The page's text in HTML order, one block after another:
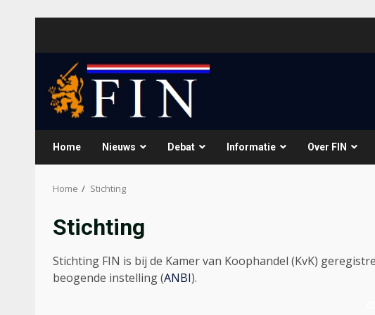
Home Nieuws Debat Informatie Over FIN
Home Stichting
Stichting
Stichting FIN is bij de Kamer van Koophandel (KvK)
beogende instelling (ANBI).